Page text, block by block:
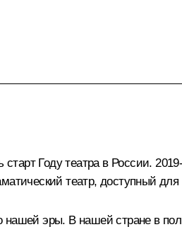
Году театра в России.
театр, доступный
нашей эры. В нашей стране в